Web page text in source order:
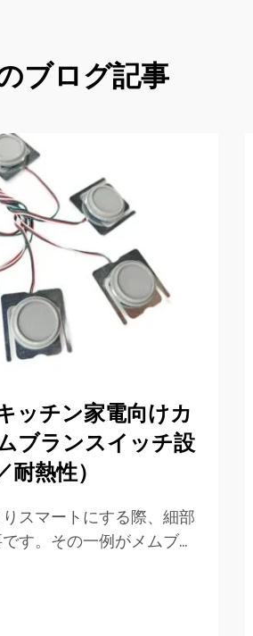
ブログ記事
ッチン家電向けカ
ブランスイッチ設
熱性）
スマートにする際、細部
す。その一例がメムブラ
ーメーカーなどの多くの